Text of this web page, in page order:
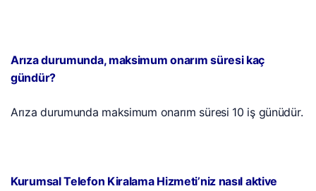
Arıza durumunda, maksimum onarım süresi kaç
gündür?
Arıza durumunda maksimum onarım süresi 10 iş günüdür.
Kurumsal Telefon Kiralama Hizmeti’niz nasıl aktive